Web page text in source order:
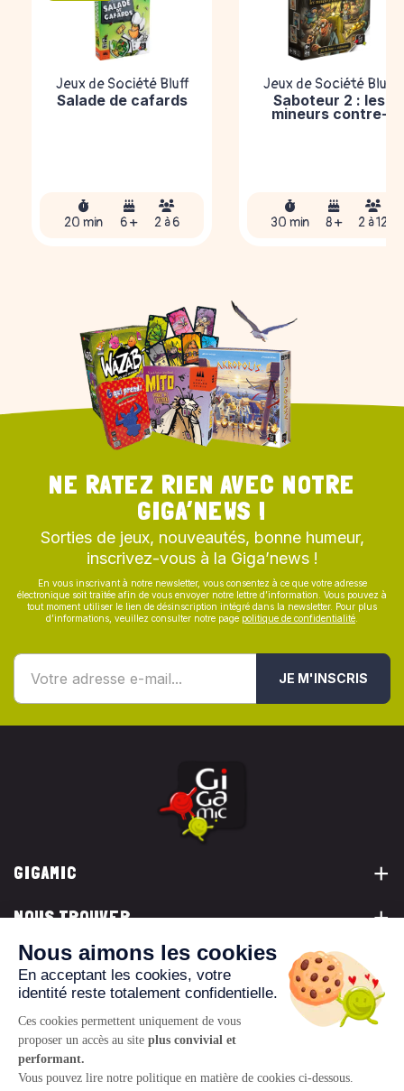
Jeux de Société Bluff
Salade de cafards
20 min 6 + 2 à 6
Jeux de Société Bluff
Saboteur 2 : les
mineurs contre-
30 min 8 + 2 à 12
NE RATEZ RIEN AVEC NOTRE
GIGA’NEWS !
Sorties de jeux, nouveautés, bonne humeur,
inscrivez-vous à la Giga’news !
En vous inscrivant à notre newsletter, vous consentez à ce que votre adresse
électronique soit traitée afin de vous envoyer notre lettre d’information. Vous pouvez à
tout moment utiliser le lien de désinscription intégré dans la newsletter. Pour plus
d’informations, veuillez consulter notre page politique de confidentialité
JE M'INSCRIS
GIGAMIC
NOUS TROUVER
VOUS ÊTES...
NOUS CONTACTER
© 2026 www.gigamic.com Mentions légales